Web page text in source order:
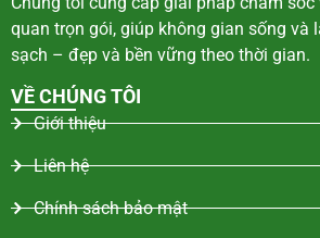
quan trọn gói, giúp không gian sống và
sạch – đẹp và bền vững theo thời gian.
VỀ CHÚNG TÔI
Giới thiệu
Liên hệ
Chính sách bảo mật